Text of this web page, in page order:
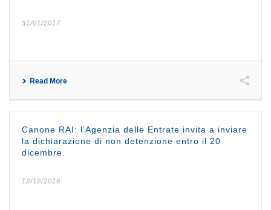
31/01/2017
Read More
Canone RAI: l’Agenzia delle Entrate invita a inviare
la dichiarazione di non detenzione entro il 20
dicembre.
12/12/2016